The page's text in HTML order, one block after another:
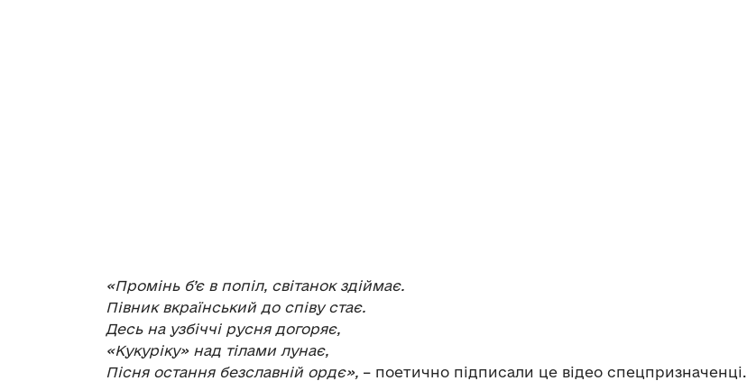
«Промінь б’є в попіл, світанок здіймає.
Півник вкраїнський до співу стає.
Десь на узбіччі русня догоряє,
«Кукуріку»над тілами лунає,
Пісня остання безславній ордє», – поетично підписали це відео спецпризначенці.